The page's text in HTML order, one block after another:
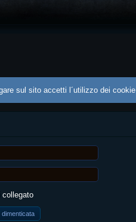
sul sito accetti l´utilizzo dei cookie
collegato